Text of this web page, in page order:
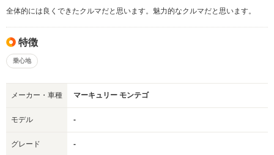
全体的には良くできたクルマだと思います。魅力的なクルマだと思います。
特徴
乗心地
メーカー・車種 マーキュリー モンテゴ
モデル -
グレード -